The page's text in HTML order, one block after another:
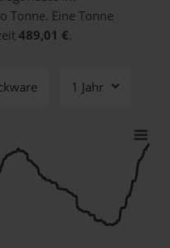
Tonne. Eine Tonne
489,01 €.
1 Jahr